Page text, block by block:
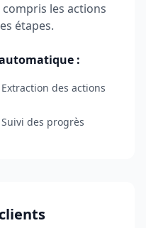
les actions
étapes.
:
Extraction des actions
Suivi des progrès